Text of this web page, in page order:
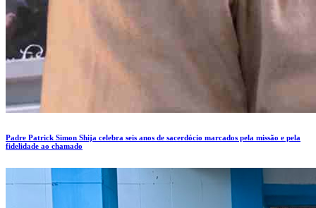
Padre Patrick Simon Shija celebra seis anos de sacerdócio marcados pela missão e pela
fidelidade ao chamado